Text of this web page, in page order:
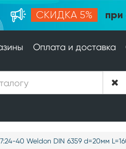
СКИДКА 5% при
Оплата и доставка
40 Weldon DIN 6359 d=20мм